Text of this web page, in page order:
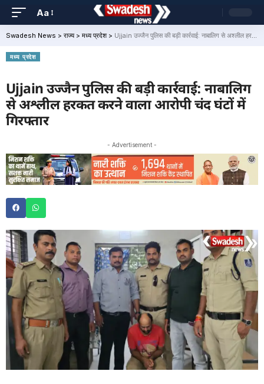
Aa
Swadesh News > राज्य> मध्य प्रदेश> Ujjain उज्जैन पुलिस की बड़ी कार्रवाई: नाबालिग से अश्लील हरकत करने वाला आरोपी चंद घंटों में गिरफ्तार
मध्य प्रदेश
Ujjain उज्जैन पुलिस की बड़ी कार्रवाई: नाबालिग
से अश्लील हरकत करने वाला आरोपी चंद घंटों में
गिरफ्तार
- Advertisement -